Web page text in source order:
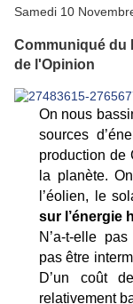
Samedi 10
Communiqué du
de l'Opinion
On nous
sources
production de
la planète.
l’éolien, le
sur l’énergie
N’a-t-elle
pas être
D’un coût
relativement